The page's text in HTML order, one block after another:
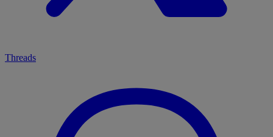
Threads